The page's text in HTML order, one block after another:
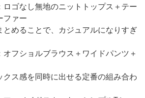
ロゴなし無地のニットトップス＋テー
ファー
とめることで、カジュアルになりすぎ
オフショルブラウス＋ワイドパンツ＋
ス感を同時に出せる定番の組み合わ